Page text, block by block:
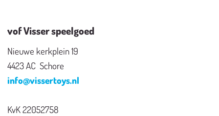
vof Visser speelgoed
Nieuwe kerkplein 19
4423 AC Schore
info@vissertoys.nl
KvK 22052758